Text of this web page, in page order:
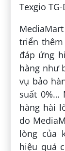
Texgio
triển
đáp ứng
hàng như
vụ bảo
suất 0%…
hàng hài
do
lòng của
hiệu quả